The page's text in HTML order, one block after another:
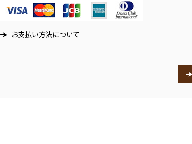
お支払い方法について